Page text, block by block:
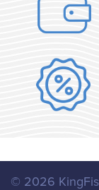
© 2026